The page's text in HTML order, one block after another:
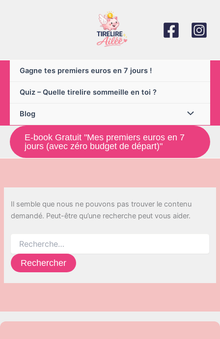
Gagne tes premiers euros en 7 jours !
Quiz – Quelle tirelire sommeille en toi ?
Blog
E-book Gratuit "Mes premiers euros en 7
jours (avec zéro budget de départ)"
Il semble que nous ne pouvons pas trouver le contenu
demandé. Peut-être qu’une recherche peut vous aider.